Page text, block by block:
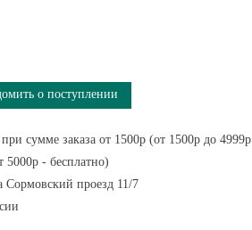
о поступлении
сумме заказа от 1500р (от 1500р до 4999р
5000р - бесплатно)
Сормовский проезд 11/7